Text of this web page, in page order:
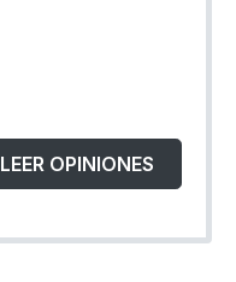
LEER OPINIONES